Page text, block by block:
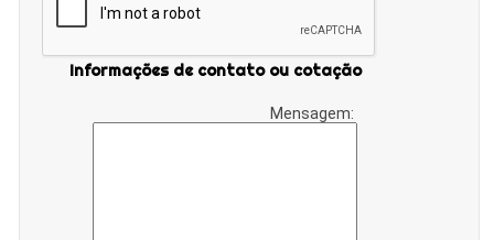
Informações de contato ou cotação
Mensagem: